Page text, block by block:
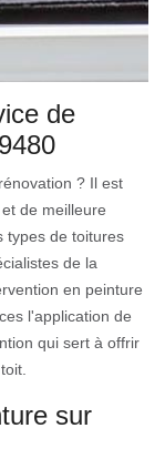
de
? Il est
de meilleure
types de toitures
de la
en peinture
l'application de
qui sert à offrir
sur